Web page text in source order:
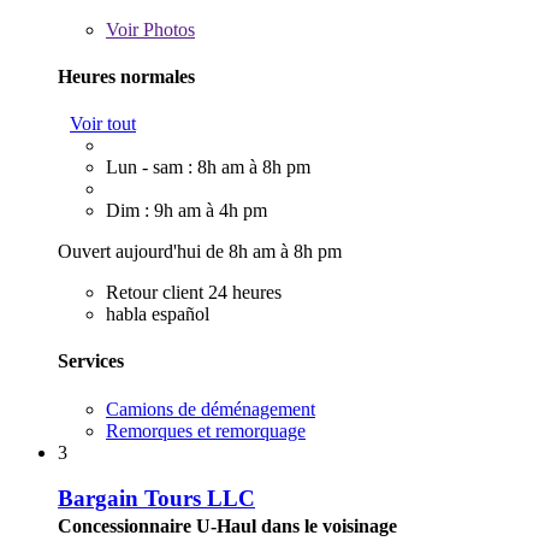
VoirPhotos
Heures normales
Voir tout
Lun - sam : 8h am à 8h pm
Dim : 9h am à 4h pm
Ouvert aujourd'hui de 8h am à 8h pm
Retour client 24 heures
habla español
Services
Camions de déménagement
Remorques et remorquage
3
Bargain Tours LLC
Concessionnaire U-Haul dans le voisinage